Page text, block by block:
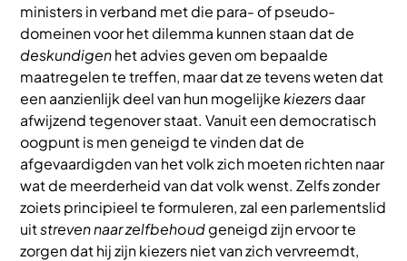
ministers in verband met die para- of pseudo-
domeinen voor het dilemma kunnen staan dat de
deskundigenhet advies geven om bepaalde
maatregelen te treffen, maar dat ze tevens weten dat
een aanzienlijk deel van hun mogelijkekiezersdaar
afwijzend tegenover staat. Vanuit een democratisch
oogpunt is men geneigd te vinden dat de
afgevaardigden van het volk zich moeten richten naar
wat de meerderheid van dat volk wenst. Zelfs zonder
zoiets principieel te formuleren, zal een parlementslid
uitstreven naar zelfbehoudgeneigd zijn ervoor te
zorgen dat hij zijn kiezers niet van zich vervreemdt,